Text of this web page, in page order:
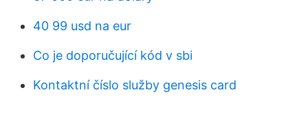
40 99 usd na eur
Co je doporučující kód v sbi
Kontaktní číslo služby genesis card